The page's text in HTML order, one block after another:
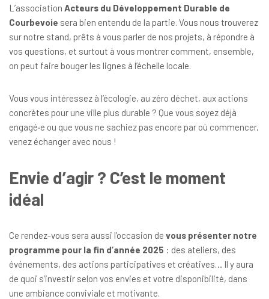
L’association Acteurs du Développement Durable de
Courbevoie sera bien entendu de la partie. Vous nous trouverez
sur notre stand, prêts à vous parler de nos projets, à répondre à
vos questions, et surtout à vous montrer comment, ensemble,
on peut faire bouger les lignes à l’échelle locale.
Vous vous intéressez à l’écologie, au zéro déchet, aux actions
concrètes pour une ville plus durable ? Que vous soyez déjà
engagé·e ou que vous ne sachiez pas encore par où commencer,
venez échanger avec nous !
Envie d’agir ? C’est le moment
idéal
Ce rendez-vous sera aussi l’occasion de vous présenter notre
programme pour la fin d’année 2025 : des ateliers, des
événements, des actions participatives et créatives… Il y aura
de quoi s’investir selon vos envies et votre disponibilité, dans
une ambiance conviviale et motivante.